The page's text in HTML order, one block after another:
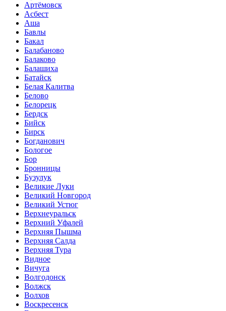
Артёмовск
Асбест
Аша
Бавлы
Бакал
Балабаново
Балаково
Балашиха
Батайск
Белая Калитва
Белово
Белорецк
Бердск
Бийск
Бирск
Богданович
Бологое
Бор
Бронницы
Бузулук
Великие Луки
Великий Новгород
Великий Устюг
Верхнеуральск
Верхний Уфалей
Верхняя Пышма
Верхняя Салда
Верхняя Тура
Видное
Вичуга
Волгодонск
Волжск
Волхов
Воскресенск